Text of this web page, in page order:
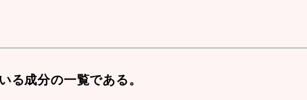
る成分の一覧である。